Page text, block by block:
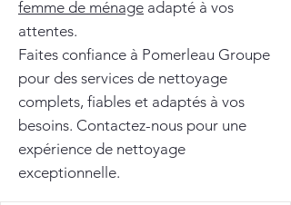
femme de ménage adapté à vos
attentes.
Faites confiance à Pomerleau Groupe
pour des services de nettoyage
complets, fiables et adaptés à vos
besoins. Contactez-nous pour une
expérience de nettoyage
exceptionnelle.